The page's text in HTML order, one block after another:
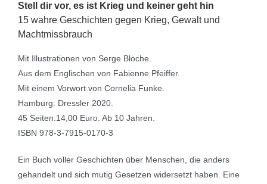
Stell dir vor, es ist Krieg und keiner geht hin
15 wahre Geschichten gegen Krieg, Gewalt und
Machtmissbrauch
Mit Illustrationen von Serge Bloche.
Aus dem Englischen von Fabienne Pfeiffer.
Mit einem Vorwort von Cornelia Funke.
Hamburg: Dressler 2020.
45 Seiten.14,00 Euro. Ab 10 Jahren.
ISBN 978-3-7915-0170-3
Ein Buch voller Geschichten über Menschen, die anders
gehandelt und sich mutig Gesetzen widersetzt haben. Eine